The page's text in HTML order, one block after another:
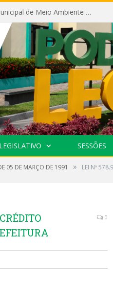
Câmara recebe palestra da Secretária Municipal de Meio Ambiente sobre as ações da “SEMANA DO MEIO AMBIENTE”
SESSÕES
05 DE MARÇO DE 1991 » LEI Nº
0